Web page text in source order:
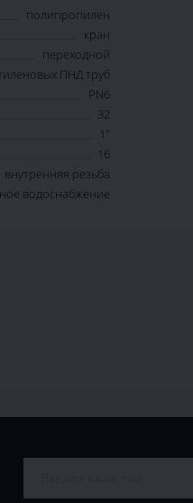
полипропилен
кран
переходной
ПНД труб
PN6
32
1"
16
внутренняя резьба
водоснабжение